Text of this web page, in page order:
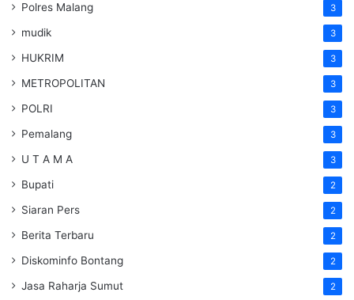
Polres Malang 3
mudik 3
HUKRIM 3
METROPOLITAN 3
POLRI 3
Pemalang 3
U T A M A 3
Bupati 2
Siaran Pers 2
Berita Terbaru 2
Diskominfo Bontang 2
Jasa Raharja Sumut 2